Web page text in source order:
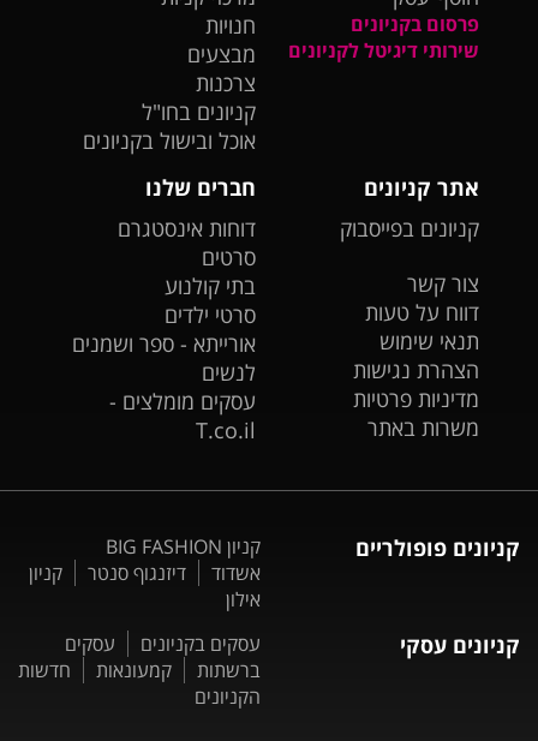
פרסום בקניונים
שירותי דיגיטל לקניונים
חנויות
מבצעים
צרכנות
קניונים בחו"ל
אוכל ובישול בקניונים
אתר קניונים
קניונים בפייסבוק
צור קשר
דווח על טעות
תנאי שימוש
הצהרת נגישות
מדיניות פרטיות
משרות באתר
חברים שלנו
דוחות אינסטגרם
סרטים
בתי קולנוע
סרטי ילדים
אורייתא - ספר ושמנים
לנשים
עסקים מומלצים -
T.co.il
קניונים פופולריים
קניון BIG FASHION
אשדוד
דיזנגוף סנטר
קניון
אילון
קניונים עסקי עסקים בקניונים
עסקים
ברשתות
קמעונאות
חדשות
הקניונים